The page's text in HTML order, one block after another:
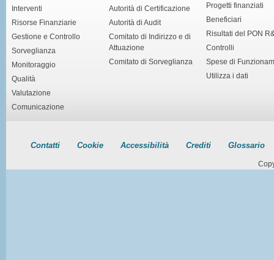
Interventi
Risorse Finanziarie
Gestione e Controllo
Sorveglianza
Monitoraggio
Qualità
Valutazione
Comunicazione
Autorità di Certificazione
Autorità di Audit
Comitato di Indirizzo e di
Attuazione
Comitato di Sorveglianza
Progetti finanziati
Beneficiari
Risultati del PON
Controlli
Spese di
Utilizza i dati
Contatti Cookie Accessibilità Crediti Glossario